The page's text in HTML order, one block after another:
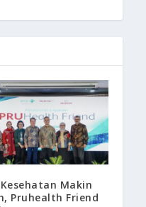
Makin
Pruhealth Friend